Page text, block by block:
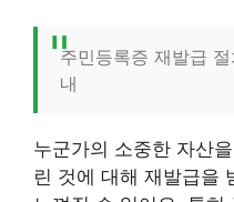
주민등록증 재발급
내
누군가의 소중한 자산
린 것에 대해 재발급을